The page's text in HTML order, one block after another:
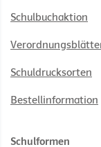
Schulbuchaktion
Schuldrucksorten
Bestellinformation
Schulformen